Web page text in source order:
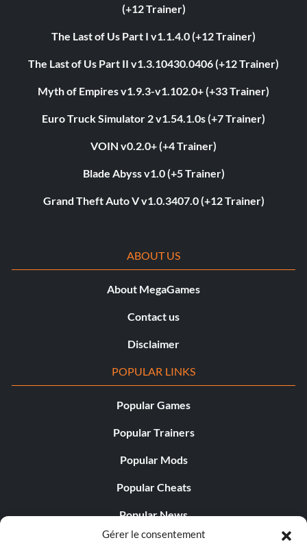
Gérer le consentement
(+12 Trainer)
The Last of Us Part I v1.1.4.0 (+12 Trainer)
The Last of Us Part II v1.3.10430.0406 (+12 Trainer)
Myth of Empires v1.9.3-v1.102.0+ (+33 Trainer)
Euro Truck Simulator 2 v1.54.1.0s (+7 Trainer)
VOIN v0.2.0+ (+4 Trainer)
Blade Abyss v1.0 (+5 Trainer)
Grand Theft Auto V v1.0.3407.0 (+12 Trainer)
ABOUT US
About MegaGames
Contact us
Disclaimer
POPULAR LINKS
Popular Games
Popular Trainers
Popular Mods
Popular Cheats
Popular News
Popular Editorials